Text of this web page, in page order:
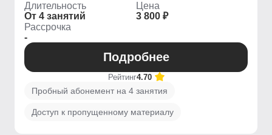
Длительность
От 4 занятий
Цена
3 800 ₽
Рассрочка
-
Подробнее
Рейтинг4.70
Пробный абонемент на 4 занятия
Доступ к пропущенному материалу